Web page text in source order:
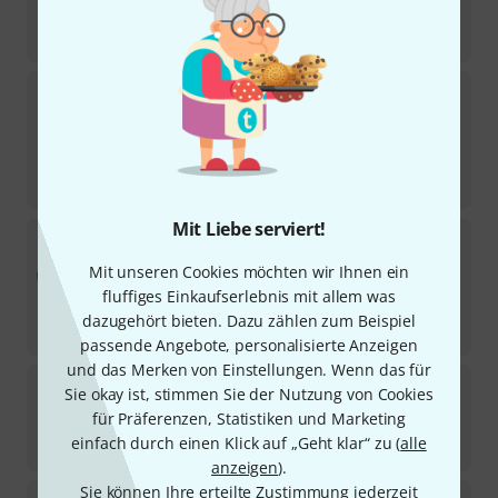
Mit Liebe serviert!
Mit unseren Cookies möchten wir Ihnen ein
fluffiges Einkaufserlebnis mit allem was
dazugehört bieten. Dazu zählen zum Beispiel
passende Angebote, personalisierte Anzeigen
und das Merken von Einstellungen. Wenn das für
Sie okay ist, stimmen Sie der Nutzung von Cookies
für Präferenzen, Statistiken und Marketing
einfach durch einen Klick auf „Geht klar“ zu (alle
anzeigen).
Sie können Ihre erteilte Zustimmung jederzeit
UVP:35,80 €
VoiceBridge Cable-5
Sofort lieferbar
UVP:24,16
Axxent RME-100
Sofort lieferbar
32€
UVP:53,55 €
-40%
Midland MA 21-L Pro
Sofort lieferbar
24€